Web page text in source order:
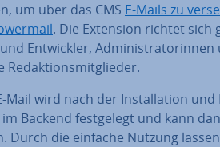
um über das CMS E-Mails zu
. Die Extension richtet sich
Ent­wick­ler,
Re­dak­ti­ons­mit­glie­der.
Mail wird nach der In­stal­la­ti­on
Backend fest­ge­legt und kann
die einfache Nutzung